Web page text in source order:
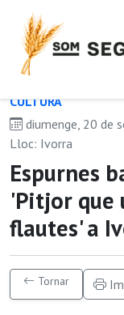
CULTURA
diumenge, 20 de
Lloc: Ivorra
Espurnes
'Pitjor que
flautes' a
Tornar